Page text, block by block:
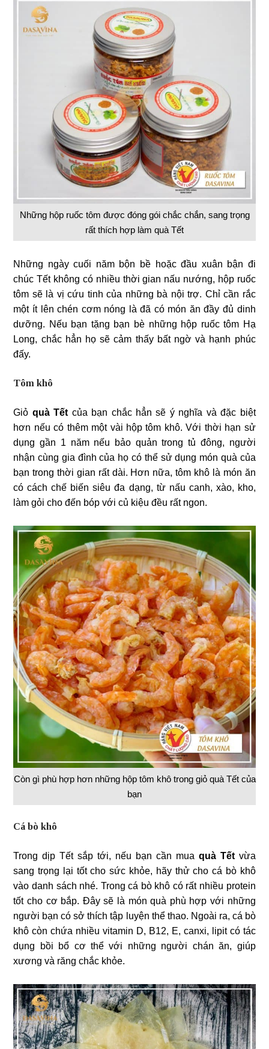
Những hộp ruốc tôm được đóng gói chắc chắn, sang trọng
rất thích hợp làm quà Tết
Những ngày cuối năm bộn bề hoặc đầu xuân bận đi
chúc Tết không có nhiều thời gian nấu nướng, hộp ruốc
tôm sẽ là vị cứu tinh của những bà nội trợ. Chỉ cần rắc
một ít lên chén cơm nóng là đã có món ăn đầy đủ dinh
dưỡng. Nếu bạn tặng bạn bè những hộp ruốc tôm Hạ
Long, chắc hẳn họ sẽ cảm thấy bất ngờ và hạnh phúc
đấy.
Tôm khô
Giỏ quà Tết của bạn chắc hẳn sẽ ý nghĩa và đặc biệt
hơn nếu có thêm một vài hộp tôm khô. Với thời hạn sử
dụng gần 1 năm nếu bảo quản trong tủ đông, người
nhận cùng gia đình của họ có thể sử dụng món quà của
bạn trong thời gian rất dài. Hơn nữa, tôm khô là món ăn
có cách chế biến siêu đa dạng, từ nấu canh, xào, kho,
làm gỏi cho đến bóp với củ kiệu đều rất ngon.
Còn gì phù hợp hơn những hộp tôm khô trong giỏ quà Tết của
bạn
Cá bò khô
Trong dịp Tết sắp tới, nếu bạn cần mua quà Tếtvừa
sang trọng lại tốt cho sức khỏe, hãy thử cho cá bò khô
vào danh sách nhé. Trong cá bò khô có rất nhiều protein
tốt cho cơ bắp. Đây sẽ là món quà phù hợp với những
người bạn có sở thích tập luyện thể thao. Ngoài ra, cá bò
khô còn chứa nhiều vitamin D, B12, E, canxi, lipit có tác
dụng bồi bổ cơ thể với những người chán ăn, giúp
xương và răng chắc khỏe.